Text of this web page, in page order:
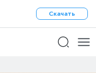
Скачать